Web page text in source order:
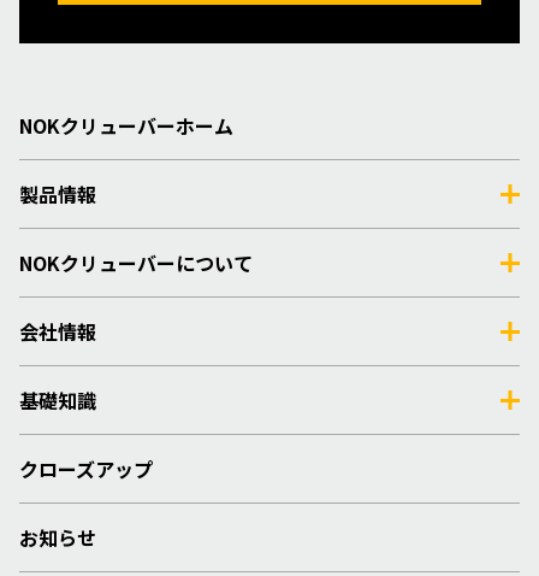
NOKクリューバーホーム
製品情報
NOKクリューバーについて
会社情報
基礎知識
クローズアップ
お知らせ